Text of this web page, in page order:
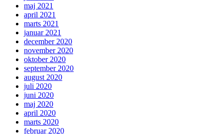
maj 2021
april 2021
marts 2021
januar 2021
december 2020
november 2020
oktober 2020
september 2020
august 2020
juli 2020
juni 2020
maj 2020
april 2020
marts 2020
februar 2020